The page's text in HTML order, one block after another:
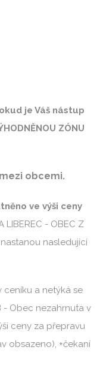
je Váš nástup
ZÓNU
obcemi.
ve výši ceny
LIBEREC - OBEC Z
nasledující
ceníku a netýká se
- Obec nezahrnuta v
ceny za přepravu
obsazeno), +čekaní